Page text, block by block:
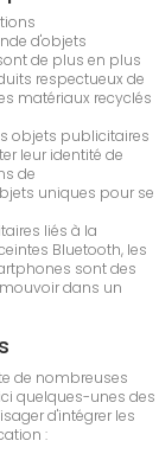
d'objets
de plus en plus
respectueux de
matériaux recyclés
objets publicitaires
leur identité de
de
uniques pour se
liés à la
Bluetooth, les
sont des
dans un
de nombreuses
quelques-unes des
d'intégrer les
: